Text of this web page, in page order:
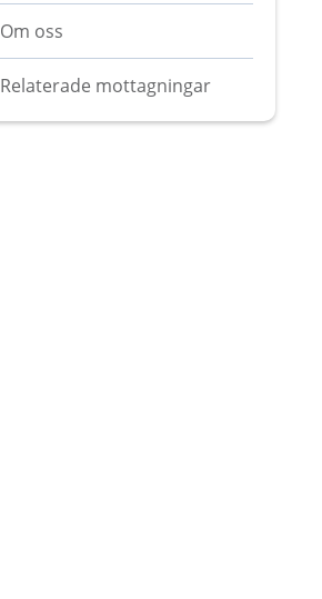
Om oss
Relaterade mottagningar